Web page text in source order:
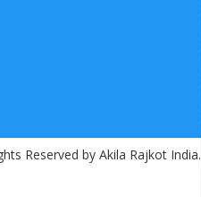
Reserved by Akila Rajkot India.